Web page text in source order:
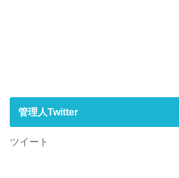
管理人Twitter
ツイート